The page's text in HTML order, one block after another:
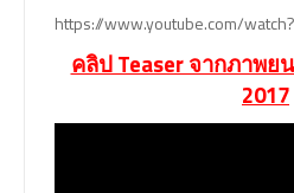
https://www.youtube.com/
คลิป Teaser จากภาพย
2017